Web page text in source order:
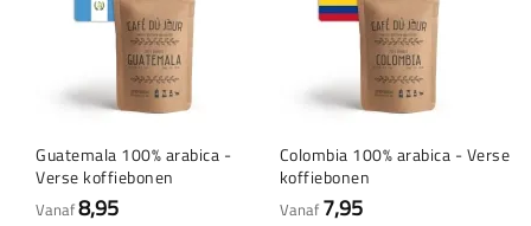
Guatemala 100% arabica -
Verse koffiebonen
Vanaf8,95
Colombia 100% arabica - Verse
koffiebonen
Vanaf 7,95